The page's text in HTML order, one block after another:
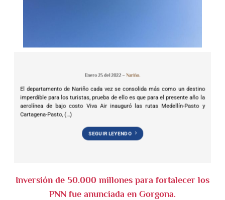
Enero 25 del 2022 – Nariño.
El departamento de Nariño cada vez se consolida más como un destino
imperdible para los turistas, prueba de ello es que para el presente año la
aerolínea de bajo costo Viva Air inauguró las rutas Medellín-Pasto y
Cartagena-Pasto, (…)
SEGUIR LEYENDO
Inversión de 50.000 millones para fortalecer los
PNN fue anunciada en Gorgona.